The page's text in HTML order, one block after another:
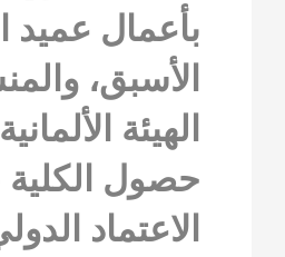
بأعمال عميد
الأسبق،
الهيئة
حصول
الاعتماد